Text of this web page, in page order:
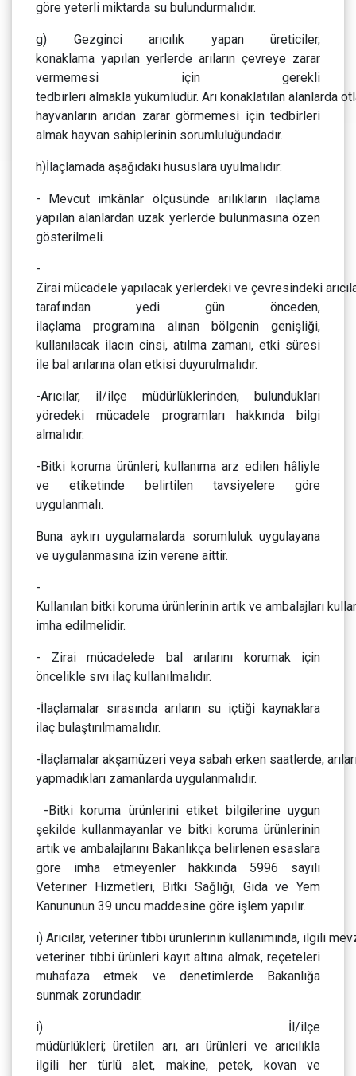
göre yeterli miktarda su bulundurmalıdır.
g) Gezginci arıcılık yapan üreticiler,
konaklama yapılan yerlerde arıların çevreye zarar
vermemesi için gerekli
tedbirleri almakla yükümlüdür. Arı konaklatılan alanlarda
hayvanların arıdan zarar görmemesi için tedbirleri
almak hayvan sahiplerinin sorumluluğundadır.
h)İlaçlamada aşağıdaki hususlara uyulmalıdır:
- Mevcut imkânlar ölçüsünde arılıkların ilaçlama
yapılan alanlardan uzak yerlerde bulunmasına özen
gösterilmeli.
-
Zirai mücadele yapılacak yerlerdeki ve çevresindeki
tarafından yedi gün önceden,
ilaçlama programına alınan bölgenin genişliği,
kullanılacak ilacın cinsi, atılma zamanı, etki süresi
ile bal arılarına olan etkisi duyurulmalıdır.
-Arıcılar, il/ilçe müdürlüklerinden, bulundukları
yöredeki mücadele programları hakkında bilgi
almalıdır.
-Bitki koruma ürünleri, kullanıma arz edilen hâliyle
ve etiketinde belirtilen tavsiyelere göre
uygulanmalı.
Buna aykırı uygulamalarda sorumluluk uygulayana
ve uygulanmasına izin verene aittir.
-
Kullanılan bitki koruma ürünlerinin artık ve ambalajları
imha edilmelidir.
- Zirai mücadelede bal arılarını korumak için
öncelikle sıvı ilaç kullanılmalıdır.
-İlaçlamalar sırasında arıların su içtiği kaynaklara
ilaç bulaştırılmamalıdır.
-İlaçlamalar akşamüzeri veya sabah erken saatlerde,
yapmadıkları zamanlarda uygulanmalıdır.
-Bitki koruma ürünlerini etiket bilgilerine uygun
şekilde kullanmayanlar ve bitki koruma ürünlerinin
artık ve ambalajlarını Bakanlıkça belirlenen esaslara
göre imha etmeyenler hakkında 5996 sayılı
Veteriner Hizmetleri, Bitki Sağlığı, Gıda ve Yem
Kanununun 39 uncu maddesine göre işlem yapılır.
ı) Arıcılar, veteriner tıbbi ürünlerinin kullanımında, ilgili
veteriner tıbbi ürünleri kayıt altına almak, reçeteleri
muhafaza etmek ve denetimlerde Bakanlığa
sunmak zorundadır.
i) İl/ilçe
müdürlükleri; üretilen arı, arı ürünleri ve arıcılıkla
ilgili her türlü alet, makine, petek, kovan ve